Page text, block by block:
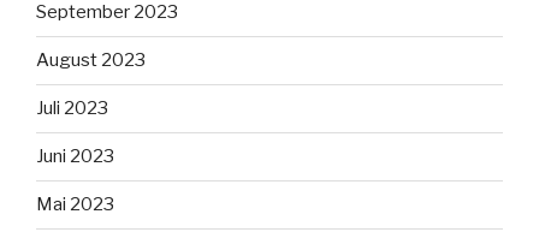
September 2023
August 2023
Juli 2023
Juni 2023
Mai 2023